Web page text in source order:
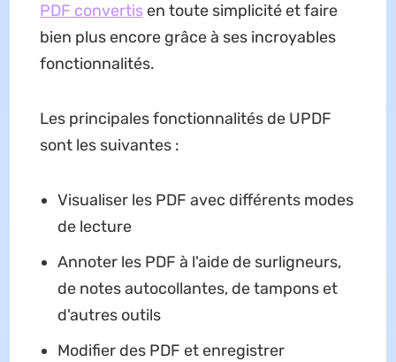
PDF convertisen toute simplicité et faire
bien plus encore grâce à ses incroyables
fonctionnalités.
Les principales fonctionnalités de UPDF
sont les suivantes :
Visualiser les PDF avec différents modes
de lecture
Annoter les PDF à l'aide de surligneurs,
de notes autocollantes, de tampons et
d'autres outils
Modifier des PDF et enregistrer